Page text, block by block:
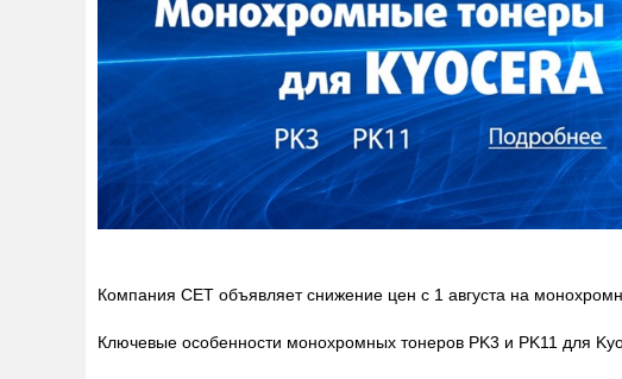
Компания CET объявляет снижение цен с 1 августа на
Ключевые особенности монохромных тонеров PK3 и PK11 для